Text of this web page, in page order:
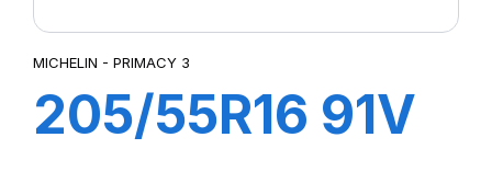
MICHELIN - PRIMACY 3
205/55R16 91V